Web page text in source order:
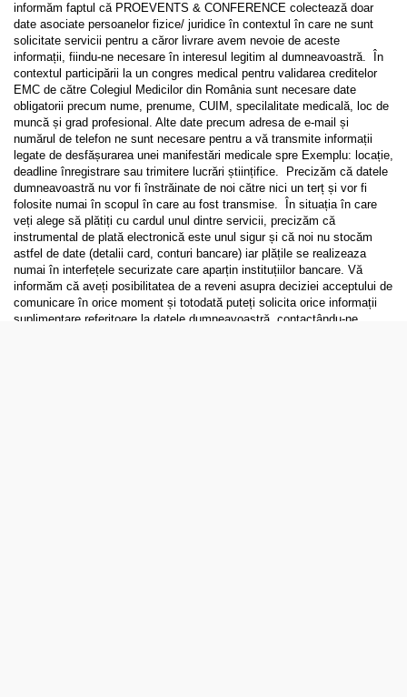
informăm faptul că PROEVENTS & CONFERENCE colectează doar
date asociate persoanelor fizice/ juridice în contextul în care ne sunt
solicitate servicii pentru a căror livrare avem nevoie de aceste
informații, fiindu-ne necesare în interesul legitim al dumneavoastră. În
contextul participării la un congres medical pentru validarea creditelor
EMC de către Colegiul Medicilor din România sunt necesare date
obligatorii precum nume, prenume, CUIM, specilalitate medicală, loc de
muncă și grad profesional. Alte date precum adresa de e-mail și
numărul de telefon ne sunt necesare pentru a vă transmite informații
legate de desfășurarea unei manifestări medicale spre Exemplu: locație,
deadline înregistrare sau trimitere lucrări științifice. Precizăm că datele
dumneavoastră nu vor fi înstrăinate de noi către nici un terț și vor fi
folosite numai în scopul în care au fost transmise. În situația în care
veți alege să plătiți cu cardul unul dintre servicii, precizăm că
instrumental de plată electronică este unul sigur și că noi nu stocăm
astfel de date (detalii card, conturi bancare) iar plățile se realizeaza
numai în interfețele securizate care aparțin instituțiilor bancare. Vă
informăm că aveți posibilitatea de a reveni asupra deciziei acceptului de
comunicare în orice moment și totodată puteți solicita orice informații
suplimentare referitoare la datele dumneavoastră, contactându-ne